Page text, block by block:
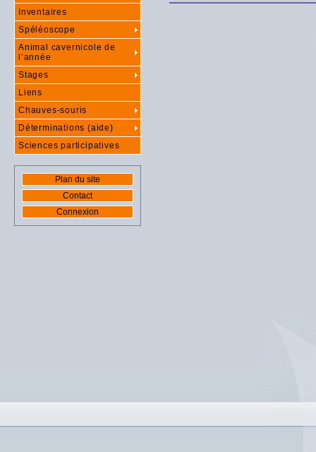
Inventaires
Spéléoscope
Animal cavernicole de
l’année
Stages
Liens
Chauves-souris
Déterminations (aide)
Sciences participatives
Plan du site
Contact
Connexion